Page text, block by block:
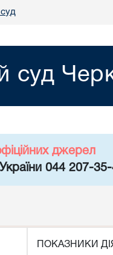
джерел
044 207-
ПОКАЗНИКИ